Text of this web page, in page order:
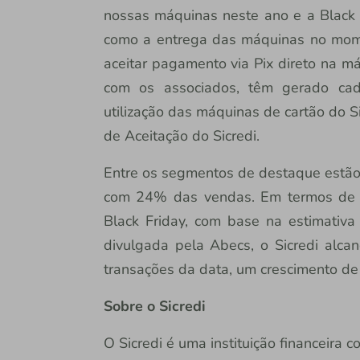
nossas máquinas neste ano e a
como a entrega das máquinas no
aceitar pagamento via Pix direto na
com os associados, têm gerado
utilização das máquinas de cartão do
de Aceitação do Sicredi.
Entre os segmentos de destaque
com 24% das vendas. Em termos
Black Friday, com base na
divulgada pela Abecs, o Sicredi
transações da data, um crescimento
Sobre o Sicredi
O Sicredi é uma instituição financeira